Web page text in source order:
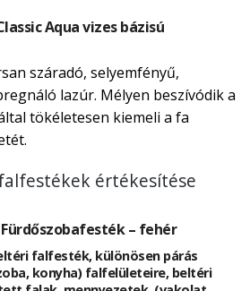
Aqua vizes bázisú
száradó, selyemfényű,
lazúr. Mélyen beszívódik a
tökéletesen kiemeli a fa
értékesítése
– fehér
falfesték, különösen párás
konyha) falfelületeire, beltéri